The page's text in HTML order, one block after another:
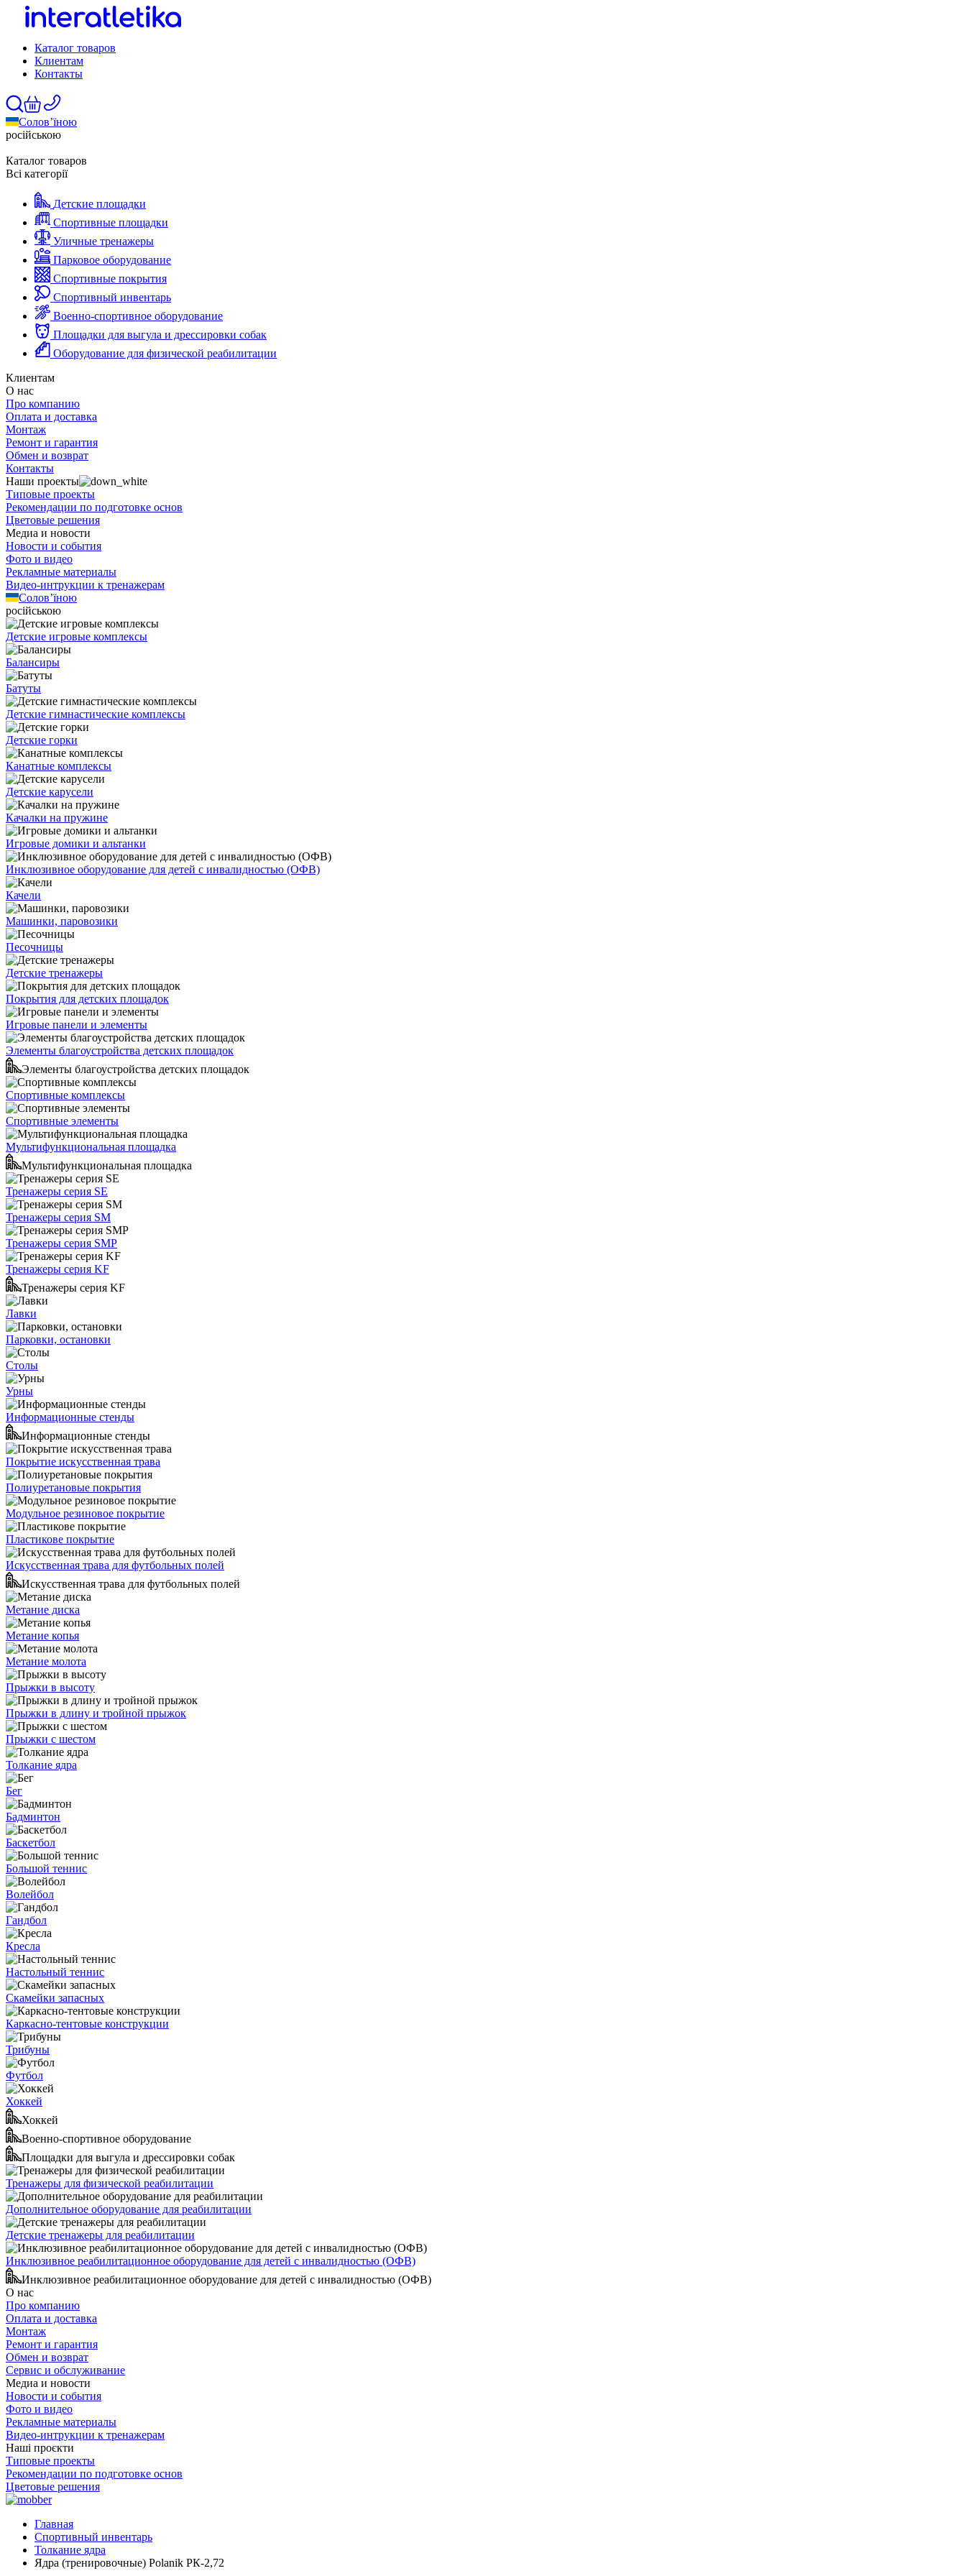
Каталог товаров
Клиентам
Контакты
Солов’їною
російською
Каталог товаров
Всі категорії
Детские площадки
Спортивные площадки
Уличные тренажеры
Парковое оборудование
Спортивные покрытия
Спортивный инвентарь
Военно-спортивное оборудование
Площадки для выгула и дрессировки собак
Оборудование для физической реабилитации
Клиентам
О нас
Про компанию
Оплата и доставка
Монтаж
Ремонт и гарантия
Обмен и возврат
Контакты
Наши проекты
Типовые проекты
Рекомендации по подготовке основ
Цветовые решения
Медиа и новости
Новости и события
Фото и видео
Рекламные материалы
Видео-интрукции к тренажерам
Солов’їною
російською
Детские игровые комплексы
Балансиры
Батуты
Детские гимнастические комплексы
Детские горки
Канатные комплексы
Детские карусели
Качалки на пружине
Игровые домики и альтанки
Инклюзивное оборудование для детей с инвалидностью (ОФВ)
Качели
Машинки, паровозики
Песочницы
Детские тренажеры
Покрытия для детских площадок
Игровые панели и элементы
Элементы благоустройства детских площадок
Элементы благоустройства детских площадок
Спортивные комплексы
Спортивные элементы
Мультифункциональная площадка
Мультифункциональная площадка
Тренажеры серия SE
Тренажеры серия SM
Тренажеры серия SMP
Тренажеры серия KF
Тренажеры серия KF
Лавки
Парковки, остановки
Столы
Урны
Информационные стенды
Информационные стенды
Покрытие искусственная трава
Полиуретановые покрытия
Модульное резиновое покрытие
Пластикове покрытие
Искусственная трава для футбольных полей
Искусственная трава для футбольных полей
Метание диска
Метание копья
Метание молота
Прыжки в высоту
Прыжки в длину и тройной прыжок
Прыжки с шестом
Толкание ядра
Бег
Бадминтон
Баскетбол
Большой теннис
Волейбол
Гандбол
Кресла
Настольный теннис
Скамейки запасных
Каркасно-тентовые конструкции
Трибуны
Футбол
Хоккей
Хоккей
Военно-спортивное оборудование
Площадки для выгула и дрессировки собак
Тренажеры для физической реабилитации
Дополнительное оборудование для реабилитации
Детские тренажеры для реабилитации
Инклюзивное реабилитационное оборудование для детей с инвалидностью (ОФВ)
Инклюзивное реабилитационное оборудование для детей с инвалидностью (ОФВ)
О нас
Про компанию
Оплата и доставка
Монтаж
Ремонт и гарантия
Обмен и возврат
Сервис и обслуживание
Медиа и новости
Новости и события
Фото и видео
Рекламные материалы
Видео-интрукции к тренажерам
Наші проєкти
Типовые проекты
Рекомендации по подготовке основ
Цветовые решения
Главная
Спортивный инвентарь
Толкание ядра
Ядра (тренировочные) Polanik РК-2,72